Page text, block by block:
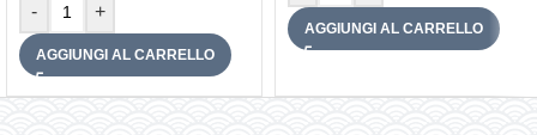
- +
AGGIUNGI AL CARRELLO
AGGIUNGI AL CARRELLO